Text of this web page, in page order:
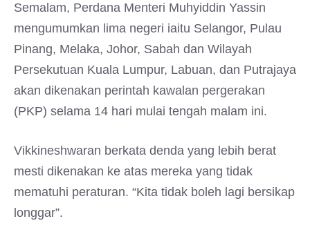
Semalam, Perdana Menteri Muhyiddin Yassin
mengumumkan lima negeri iaitu Selangor, Pulau
Pinang, Melaka, Johor, Sabah dan Wilayah
Persekutuan Kuala Lumpur, Labuan, dan Putrajaya
akan dikenakan perintah kawalan pergerakan
(PKP) selama 14 hari mulai tengah malam ini.
Vikkineshwaran berkata denda yang lebih berat
mesti dikenakan ke atas mereka yang tidak
mematuhi peraturan. “Kita tidak boleh lagi bersikap
longgar”.